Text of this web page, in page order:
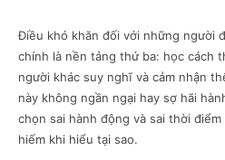
Điều khó khăn đối với những người
chính là nền tảng thứ ba: học cách
người khác suy nghĩ và cảm nhận
này không ngần ngại hay sợ hãi
chọn sai hành động và sai thời
hiếm khi hiểu tại sao.